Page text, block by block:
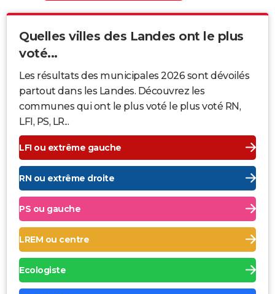
Quelles villes des Landes ont le plus
voté...
Les résultats des municipales 2026 sont dévoilés
partout dans les Landes. Découvrez les
communes qui ont le plus voté le plus voté RN,
LFI, PS, LR...
LFI ou extrême gauche
RN ou extrême droite
PS ou gauche
LREM ou centre
Ecologiste